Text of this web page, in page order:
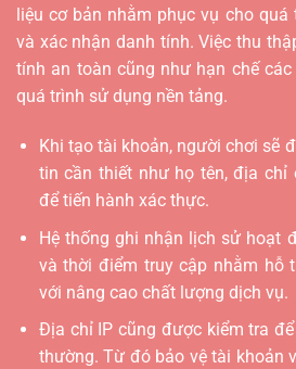
liệu cơ bản nhằm phục vụ cho
và xác nhận danh tính. Việc thu
tính an toàn cũng như hạn chế
quá trình sử dụng nền tảng.
Khi tạo tài khoản, người chơi sẽ
tin cần thiết như họ tên, địa chỉ
để tiến hành xác thực.
Hệ thống ghi nhận lịch sử hoạt
và thời điểm truy cập nhằm hỗ
với nâng cao chất lượng dịch vụ.
Địa chỉ IP cũng được kiểm tra
thường. Từ đó bảo vệ tài khoản